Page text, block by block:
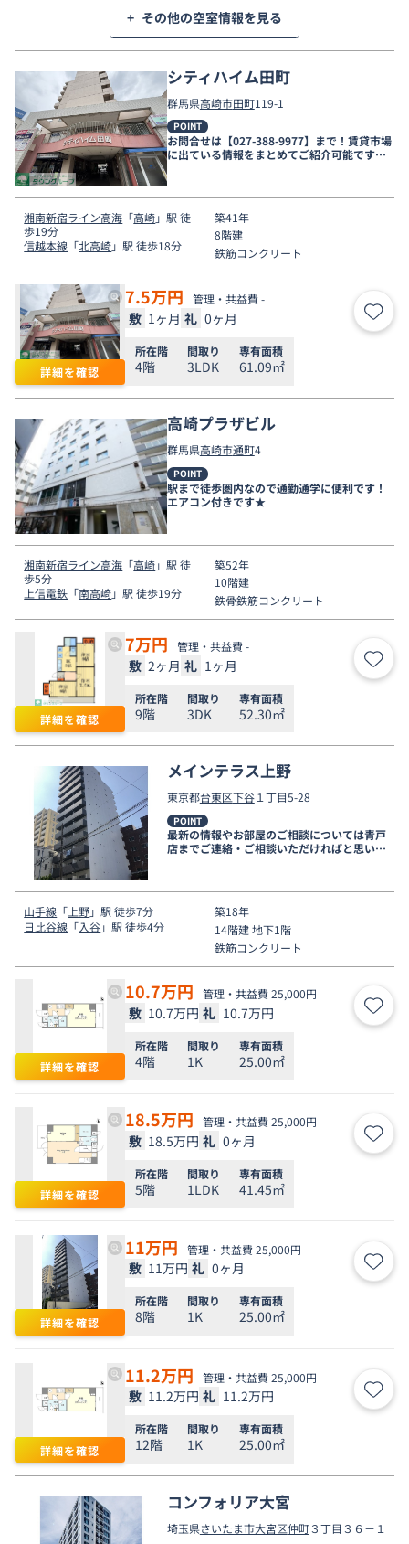
+ その他の空室情報を見る
シティハイム田町
群馬県高崎市田町119-1
POINT
お問合せは【027-388-9977】まで！賃貸市場
に出ている情報をまとめてご紹介可能です☆
認くださいませ♪
湘南新宿ライン高海 「高崎」駅 徒
歩19分
信越本線 「北高崎」駅 徒歩18分
築41年
8階建
鉄筋コンクリート
詳細を確認
7.5万円 管理・共益費 -
敷 1ヶ月 礼 0ヶ月 お気
所在階
4階
間取り
3LDK
専有面積
61.09㎡
高崎プラザビル
群馬県高崎市通町4
POINT
駅まで徒歩圏内なので通勤通学に便利です！
エアコン付きです★
湘南新宿ライン高海 「高崎」駅 徒
歩5分
上信電鉄 「南高崎」駅 徒歩19分
築52年
10階建
鉄骨鉄筋コンクリート
詳細を確認
7万円 管理・共益費 -
敷 2ヶ月 礼 1ヶ月 お気
所在階
9階
間取り
3DK
専有面積
52.30㎡
メインテラス上野
東京都台東区下谷１丁目5-28
POINT
最新の情報やお部屋のご相談については青戸
店までご連絡・ご相談いただければと思いま
山手線 「上野」駅 徒歩7分
日比谷線 「入谷」駅 徒歩4分
築18年
14階建 地下1階
鉄筋コンクリート
詳細を確認
10.7万円 管理・共益費 25,000円
敷 10.7万円 礼 10.7万円 お気
所在階
4階
間取り
1K
専有面積
25.00㎡
詳細を確認
18.5万円 管理・共益費 25,000円
敷 18.5万円 礼 0ヶ月 お気
所在階
5階
間取り
1LDK
専有面積
41.45㎡
詳細を確認
11万円 管理・共益費 25,000円
敷 11万円 礼 0ヶ月 お気
所在階
8階
間取り
1K
専有面積
25.00㎡
詳細を確認
11.2万円 管理・共益費 25,000円
敷 11.2万円 礼 11.2万円 お気
所在階
12階
間取り
1K
専有面積
25.00㎡
コンフォリア大宮
埼玉県さいたま市大宮区仲町３丁目３６－１